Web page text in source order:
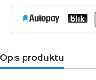
Opis produktu